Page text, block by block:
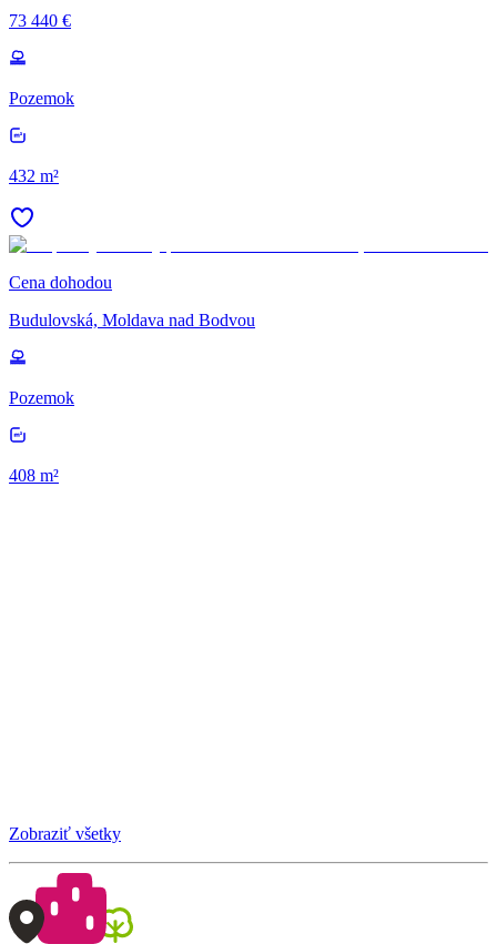
73 440 €
Pozemok
432 m²
Cena dohodou
Budulovská, Moldava nad Bodvou
Pozemok
408 m²
Zobraziť všetky